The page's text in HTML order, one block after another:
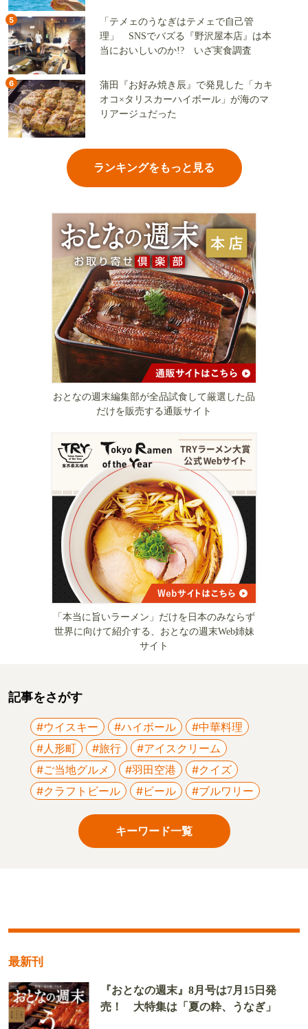
5
「テメェのうなぎはテメェで自己管
理」 SNSでバズる『野沢屋本店』は本
当においしいのか!? いざ実食調査
6
蒲田『お好み焼き辰』で発見した「カキ
オコ×タリスカーハイボール」が海のマ
リアージュだった
ランキングをもっと見る
おとなの週末編集部が全品試食して厳選した品
だけを販売する通販サイト
「本当に旨いラーメン」だけを日本のみならず
世界に向けて紹介する、おとなの週末Web姉妹
サイト
記事をさがす
#ウイスキー #ハイボール
#中華料理
#人形町
#旅行
#アイスクリーム
#ご当地グルメ
#羽田空港
#クイズ
#クラフトビール
#ビール #ブルワリー
キーワード一覧
最新刊
『おとなの週末』8月号は7月15日発
売！ 大特集は「夏の粋、うなぎ」